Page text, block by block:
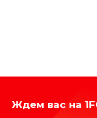
Ждем вас на